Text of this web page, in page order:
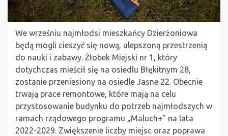
We wrześniu najmłodsi mieszkańcy Dzierżoniowa
będą mogli cieszyć się nową, ulepszoną przestrzenią
do nauki i zabawy. Żłobek Miejski nr 1, który
dotychczas mieścił się na osiedlu Błękitnym 28,
zostanie przeniesiony na osiedle Jasne 22. Obecnie
trwają prace remontowe, które mają na celu
przystosowanie budynku do potrzeb najmłodszych w
ramach rządowego programu „Maluch+” na lata
2022-2029. Zwiększenie liczby miejsc oraz poprawa